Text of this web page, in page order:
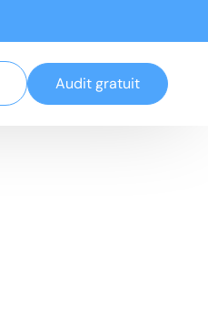
Audit gratuit